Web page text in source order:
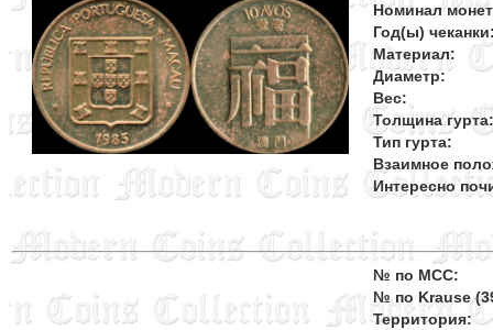
Номинал
Год(ы)
Материал:
Диаметр:
Вес:
Толщина гурта:
Тип гурта:
Взаимное
Интересно
№ по MCC:
№ по Krause
Территория: